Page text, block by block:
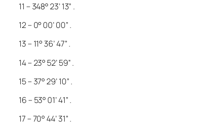
11 – 348° 23’ 13” .
12 – 0° 00’ 00” .
13 – 11° 36’ 47” .
14 – 23° 52’ 59” .
15 – 37° 29’ 10” .
16 – 53° 01’ 41” .
17 – 70° 44’ 31” .